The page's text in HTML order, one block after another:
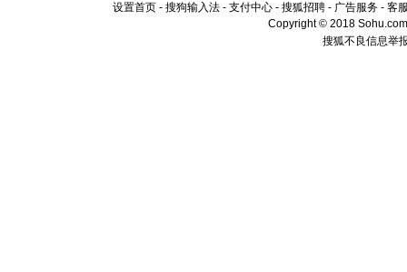
设置首页 - 搜狗输入法 - 支付中心 - 搜狐招聘 - 广告服务 - 客
Copyright © 2018
搜狐不良信息举